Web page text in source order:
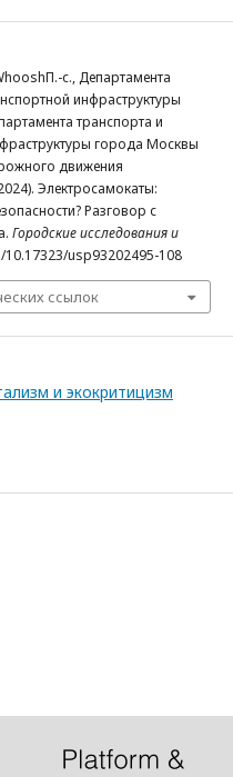
с., Департамента
инфраструктуры
транспорта и
города Москвы
движения
Электросамокаты:
Разговор с
Городские исследования и
usp93202495-108
ссылок
и экокритицизм